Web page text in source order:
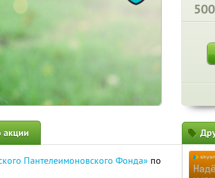
500
акции
Пантелеимоновского Фонда» по